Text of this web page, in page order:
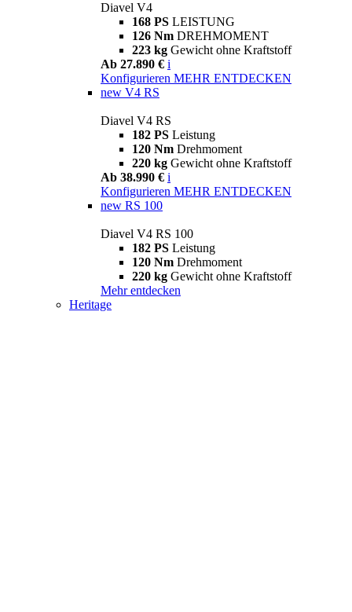
Diavel V4
168 PS LEISTUNG
126 Nm DREHMOMENT
223 kg Gewicht ohne Kraftstoff
Ab 27.890 € i
Konfigurieren MEHR ENTDECKEN
new V4 RS
Diavel V4 RS
182 PS Leistung
120 Nm Drehmoment
220 kg Gewicht ohne Kraftstoff
Ab 38.990 € i
Konfigurieren MEHR ENTDECKEN
new RS 100
Diavel V4 RS 100
182 PS Leistung
120 Nm Drehmoment
220 kg Gewicht ohne Kraftstoff
Mehr entdecken
Heritage